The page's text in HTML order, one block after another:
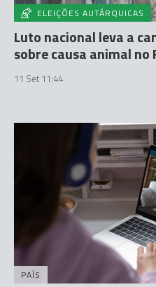
ELEIÇÕES AUTÁRQUICAS
Luto nacional leva a
sobre causa animal no
11 Set 11:44
PAÍS